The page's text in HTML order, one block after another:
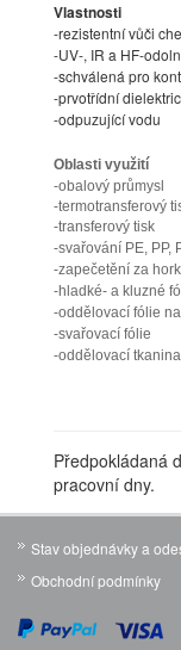
Vlastnosti
-rezistentní vůči
-UV-, IR a HF-
-schválená pro
-prvotřídní
-odpuzující vodu
Oblasti využití
-obalový průmysl
-termotransferový
-transferový tisk
-svařování PE, PP,
-zapečetění za
-hladké- a kluzné
-oddělovací fólie
-svařovací fólie
-oddělovací tkanina
Předpokládaná
pracovní dny.
Stav objednávky a
Obchodní podmínky